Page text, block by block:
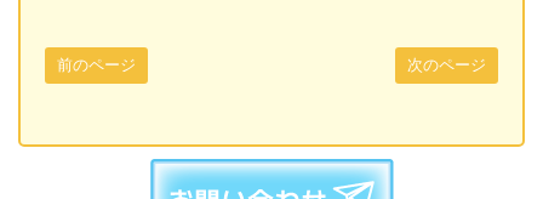
前のページ 次のページ